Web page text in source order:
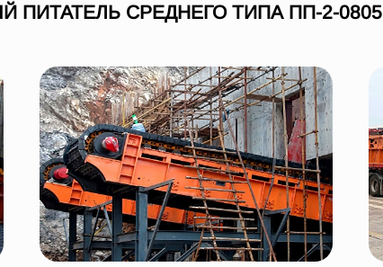
ПИТАТЕЛЬ СРЕДНЕГО ТИПА ПП-2-0805